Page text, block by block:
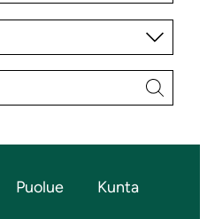
Puolue Kunta